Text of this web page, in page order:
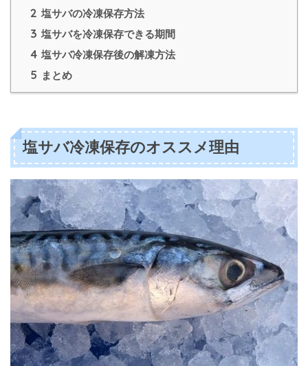
2 塩サバの冷凍保存方法
3 塩サバを冷凍保存できる期間
4 塩サバ冷凍保存後の解凍方法
5 まとめ
塩サバ冷凍保存のオススメ理由